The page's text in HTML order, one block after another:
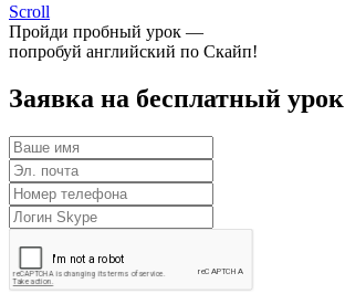
Scroll
Пройди пробный урок —
попробуй английский по Скайп!
Заявка на бесплатный урок